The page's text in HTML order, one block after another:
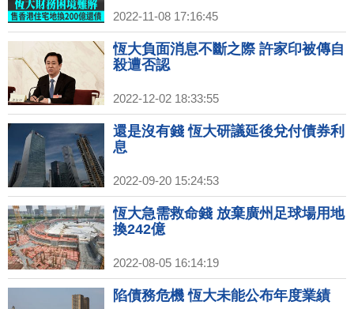
2022-11-08 17:16:45
恆大負面消息不斷之際 許家印被傳自
殺遭否認
2022-12-02 18:33:55
還是沒有錢 恆大研議延後兌付債券利
息
2022-09-20 15:24:53
恆大急需救命錢 放棄廣州足球場用地
換242億
2022-08-05 16:14:19
陷債務危機 恆大未能公布年度業績